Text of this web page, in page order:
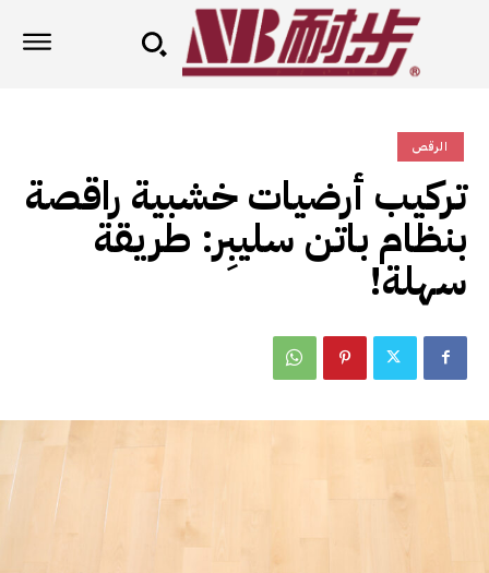
الرقص
تركيب أرضيات خشبية راقصة
بنظام باتن سليبِر: طريقة
سهلة!